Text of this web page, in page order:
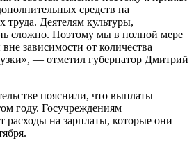
средств на
Деятелям культуры,
сложно. Поэтому мы в полной мере
зависимости от количества
— отметил губернатор Дмитрий
пояснили, что выплаты
году. Госучреждениям
расходы на зарплаты, которые они